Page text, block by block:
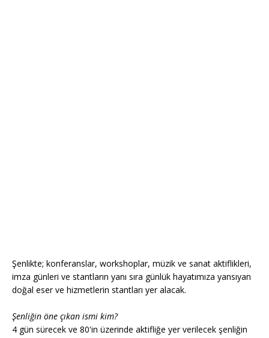
Şenlikte; konferanslar, workshoplar, müzik ve sanat aktiflikleri,
imza günleri ve stantların yanı sıra günlük hayatımıza yansıyan
doğal eser ve hizmetlerin stantları yer alacak.
Şenliğin öne çıkan ismi kim?
4 gün sürecek ve 80'in üzerinde aktifliğe yer verilecek şenliğin